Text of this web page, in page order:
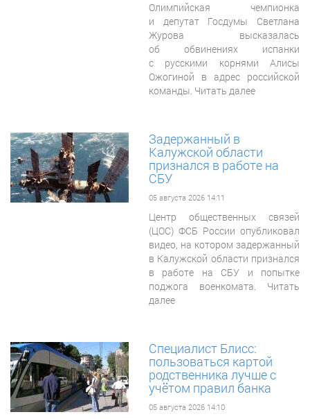
Олимпийская чемпионка
и депутат Госдумы Светлана
Журова высказалась
об обвинениях испанки
с русскими корнями Алисы
Ожогиной в адрес российской
команды. Читать далее
Задержанный в
Калужской области
признался в работе на
СБУ
05 августа 2026 14:11
Центр общественных связей
(ЦОС) ФСБ России опубликовал
видео, на котором задержанный
в Калужской области признался
в работе на СБУ и попытке
поджога военкомата. Читать
далее
Специалист Блисс:
пользоваться картой
родственника лучше с
учётом правил банка
05 августа 2026 14:10